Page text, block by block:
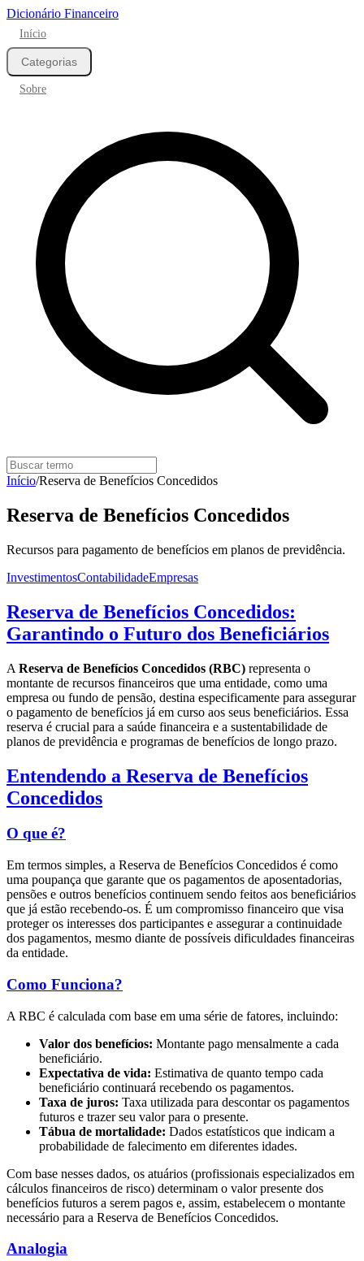
Dicionário Financeiro
Início
Categorias
Sobre
Início/Reserva de Benefícios Concedidos
Reserva de Benefícios Concedidos
Recursos para pagamento de benefícios em planos de previdência.
InvestimentosContabilidadeEmpresas
Reserva de Benefícios Concedidos:
Garantindo o Futuro dos Beneficiários
A Reserva de Benefícios Concedidos (RBC) representa o
montante de recursos financeiros que uma entidade, como uma
empresa ou fundo de pensão, destina especificamente para assegurar
o pagamento de benefícios já em curso aos seus beneficiários. Essa
reserva é crucial para a saúde financeira e a sustentabilidade de
planos de previdência e programas de benefícios de longo prazo.
Entendendo a Reserva de Benefícios
Concedidos
O que é?
Em termos simples, a Reserva de Benefícios Concedidos é como
uma poupança que garante que os pagamentos de aposentadorias,
pensões e outros benefícios continuem sendo feitos aos beneficiários
que já estão recebendo-os. É um compromisso financeiro que visa
proteger os interesses dos participantes e assegurar a continuidade
dos pagamentos, mesmo diante de possíveis dificuldades financeiras
da entidade.
Como Funciona?
A RBC é calculada com base em uma série de fatores, incluindo:
Valor dos benefícios: Montante pago mensalmente a cada
beneficiário.
Expectativa de vida: Estimativa de quanto tempo cada
beneficiário continuará recebendo os pagamentos.
Taxa de juros: Taxa utilizada para descontar os pagamentos
futuros e trazer seu valor para o presente.
Tábua de mortalidade: Dados estatísticos que indicam a
probabilidade de falecimento em diferentes idades.
Com base nesses dados, os atuários (profissionais especializados em
cálculos financeiros de risco) determinam o valor presente dos
benefícios futuros a serem pagos e, assim, estabelecem o montante
necessário para a Reserva de Benefícios Concedidos.
Analogia